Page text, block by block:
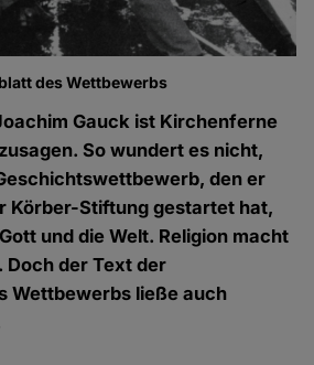
des Wettbewerbs
Gauck ist Kirchenferne
So wundert es nicht,
den er
Körber-Stiftung gestartet hat,
und die Welt. Religion macht
der Text der
Wettbewerbs ließe auch